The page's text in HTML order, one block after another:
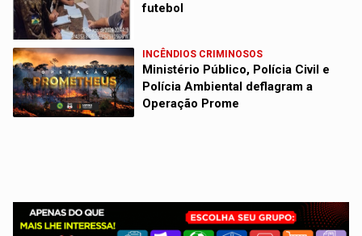
futebol
INCÊNDIOS CRIMINOSOS
Ministério Público, Polícia Civil e
Polícia Ambiental deflagram a
Operação Prome